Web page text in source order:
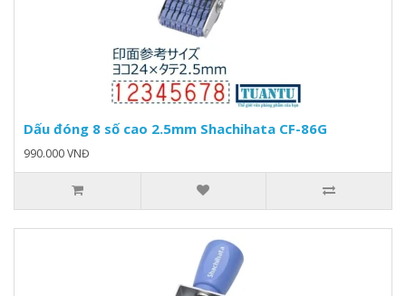
Dấu đóng 8 số cao 2.5mm Shachihata CF-86G
990.000 VNĐ